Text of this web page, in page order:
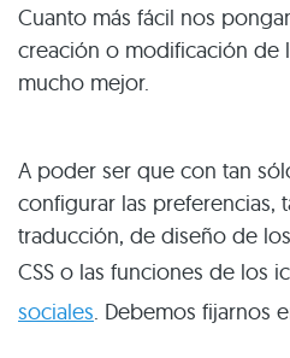
Cuanto más fácil nos
creación o modificación de
mucho mejor.
A poder ser que con tan
configurar las preferencias,
traducción, de diseño de
CSS o las funciones de los
sociales. Debemos fijarnos